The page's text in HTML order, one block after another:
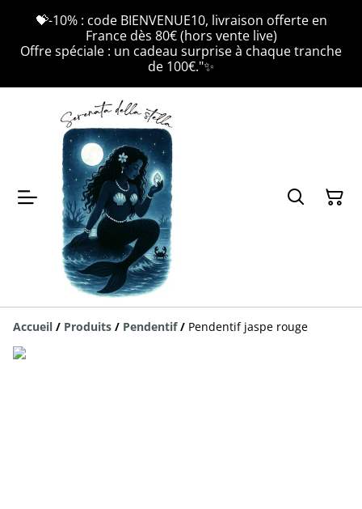
💝-10% : code BIENVENUE10, livraison offerte en
France dès 80€ (hors vente live)
Offre spéciale : un cadeau surprise à chaque tranche
de 100€."✨
Accueil / Produits / Pendentif / Pendentif jaspe rouge